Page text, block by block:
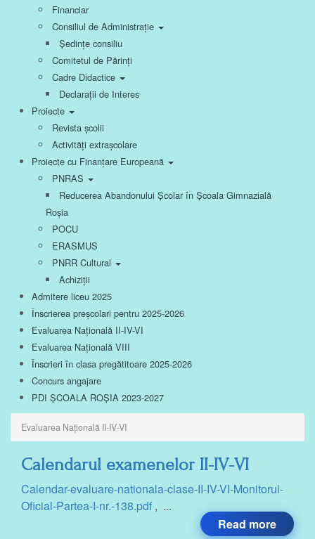
Financiar
Consiliul de Administrație
Ședințe consiliu
Comitetul de Părinți
Cadre Didactice
Declarații de Interes
Proiecte
Revista școlii
Activități extrașcolare
Proiecte cu Finanțare Europeană
PNRAS
Reducerea Abandonului Școlar în Școala Gimnazială
Roșia
POCU
ERASMUS
PNRR Cultural
Achiziții
Admitere liceu 2025
Înscrierea preșcolari pentru 2025-2026
Evaluarea Națională II-IV-VI
Evaluarea Națională VIII
Înscrieri în clasa pregătitoare 2025-2026
Concurs angajare
PDI ȘCOALA ROȘIA 2023-2027
Evaluarea Națională II-IV-VI
Calendarul examenelor II-IV-VI
Calendar-evaluare-nationala-clase-II-IV-VI-Monitorul-
Oficial-Partea-I-nr.-138.pdf , ...
Read more